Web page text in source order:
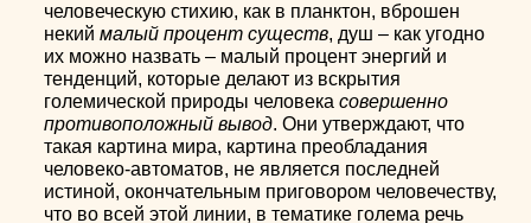
человеческую стихию, как в планктон, вброшен
некиймалый процент существ, душ – как угодно
их можно назвать – малый процент энергий и
тенденций, которые делают из вскрытия
големической природы человекасовершенно
противоположный вывод. Они утверждают, что
такая картина мира, картина преобладания
человеко-автоматов, не является последней
истиной, окончательным приговором человечеству,
что во всей этой линии, в тематике голема речь